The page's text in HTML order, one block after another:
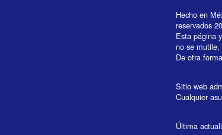
Hecho en
reservados
Esta página
no se mutile,
De otra
Sitio web
Cualquier
Última